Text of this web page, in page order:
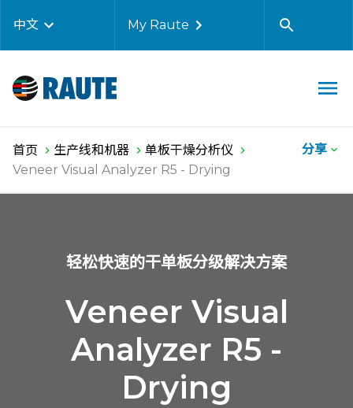
中文 My Raute
首页 生产线和机器
单板干燥分析仪
Veneer Visual Analyzer R5 - Drying
分享
轻松快速的干单板分级解决方案
Veneer Visual
Analyzer R5 -
Drying